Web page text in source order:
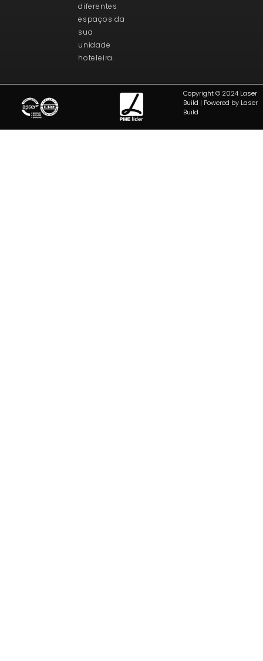
diferentes
espaços da
sua
unidade
hoteleira.
Copyright © 2024 Laser
Build | Powered by Laser
Build